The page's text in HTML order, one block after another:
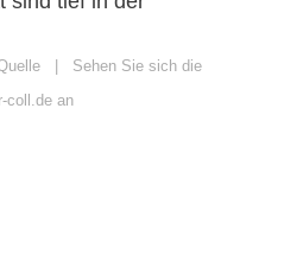
| Sehen Sie sich die
coll.de an